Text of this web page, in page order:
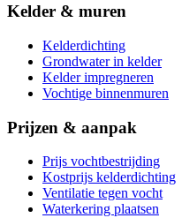
Kelder & muren
Kelderdichting
Grondwater in kelder
Kelder impregneren
Vochtige binnenmuren
Prijzen & aanpak
Prijs vochtbestrijding
Kostprijs kelderdichting
Ventilatie tegen vocht
Waterkering plaatsen